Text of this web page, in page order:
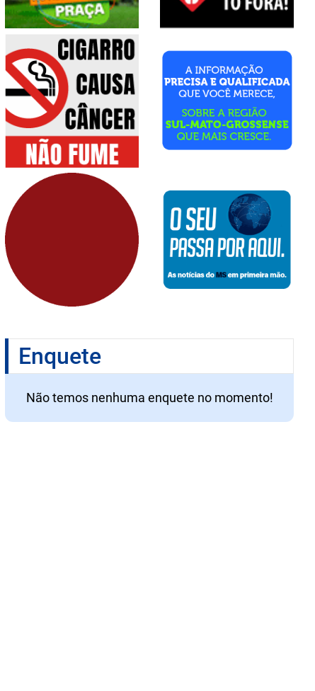
Enquete
Não temos nenhuma enquete no momento!